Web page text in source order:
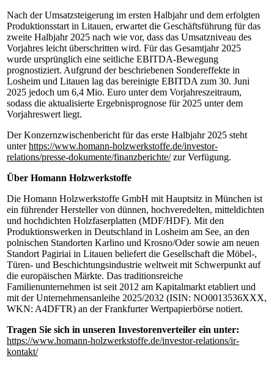
Nach der Umsatzsteigerung im ersten Halbjahr und dem erfolgten
Produktionsstart in Litauen, erwartet die Geschäftsführung für das
zweite Halbjahr 2025 nach wie vor, dass das Umsatzniveau des
Vorjahres leicht überschritten wird. Für das Gesamtjahr 2025
wurde ursprünglich eine seitliche EBITDA-Bewegung
prognostiziert. Aufgrund der beschriebenen Sondereffekte in
Losheim und Litauen lag das bereinigte EBITDA zum 30. Juni
2025 jedoch um 6,4 Mio. Euro unter dem Vorjahreszeitraum,
sodass die aktualisierte Ergebnisprognose für 2025 unter dem
Vorjahreswert liegt.
Der Konzernzwischenbericht für das erste Halbjahr 2025 steht
unterhttps://www.homann-holzwerkstoffe.de/investor-
relations/presse-dokumente/finanzberichte/zur Verfügung.
Über Homann Holzwerkstoffe
Die Homann Holzwerkstoffe GmbH mit Hauptsitz in München ist
ein führender Hersteller von dünnen, hochveredelten, mitteldichten
und hochdichten Holzfaserplatten (MDF/HDF). Mit den
Produktionswerken in Deutschland in Losheim am See, an den
polnischen Standorten Karlino und Krosno/Oder sowie am neuen
Standort Pagiriai in Litauen beliefert die Gesellschaft die Möbel-,
Türen- und Beschichtungsindustrie weltweit mit Schwerpunkt auf
die europäischen Märkte. Das traditionsreiche
Familienunternehmen ist seit 2012 am Kapitalmarkt etabliert und
mit der Unternehmensanleihe 2025/2032 (ISIN: NO0013536XXX,
WKN: A4DFTR) an der Frankfurter Wertpapierbörse notiert.
Tragen Sie sich in unseren Investorenverteiler ein unter:
https://www.homann-holzwerkstoffe.de/investor-relations/ir-
kontakt/